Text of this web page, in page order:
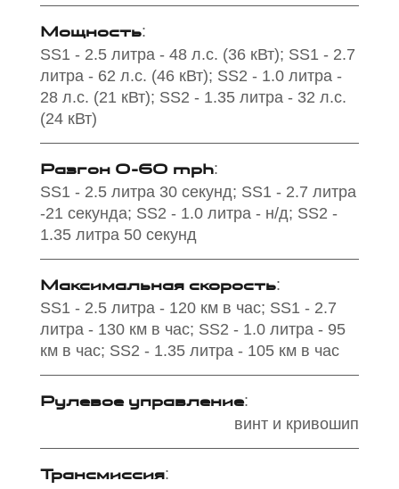
Мощность:
SS1 - 2.5 литра - 48 л.с. (36 кВт); SS1 - 2.7
литра - 62 л.с. (46 кВт); SS2 - 1.0 литра -
28 л.с. (21 кВт); SS2 - 1.35 литра - 32 л.с.
(24 кВт)
Разгон 0-60 mph:
SS1 - 2.5 литра 30 секунд; SS1 - 2.7 литра
-21 секунда; SS2 - 1.0 литра - н/д; SS2 -
1.35 литра 50 секунд
Максимальная скорость:
SS1 - 2.5 литра - 120 км в час; SS1 - 2.7
литра - 130 км в час; SS2 - 1.0 литра - 95
км в час; SS2 - 1.35 литра - 105 км в час
Рулевое управление:
винт и кривошип
Трансмиссия: